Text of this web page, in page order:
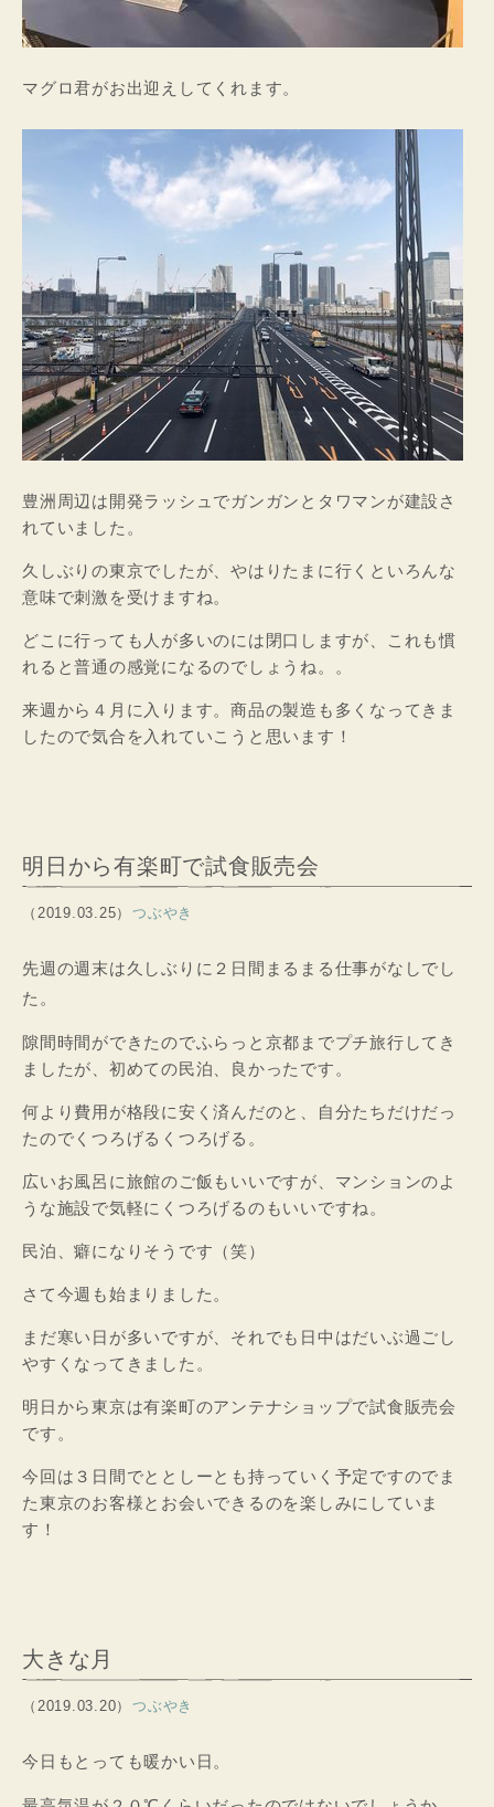
マグロ君がお出迎えしてくれます。
豊洲周辺は開発ラッシュでガンガンとタワマンが建設さ
れていました。
久しぶりの東京でしたが、やはりたまに行くといろんな
意味で刺激を受けますね。
どこに行っても人が多いのには閉口しますが、これも慣
れると普通の感覚になるのでしょうね。。
来週から４月に入ります。商品の製造も多くなってきま
したので気合を入れていこうと思います！
明日から有楽町で試食販売会
（2019.03.25） つぶやき
先週の週末は久しぶりに２日間まるまる仕事がなしでし
た。
隙間時間ができたのでふらっと京都までプチ旅行してき
ましたが、初めての民泊、良かったです。
何より費用が格段に安く済んだのと、自分たちだけだっ
たのでくつろげるくつろげる。
広いお風呂に旅館のご飯もいいですが、マンションのよ
うな施設で気軽にくつろげるのもいいですね。
民泊、癖になりそうです（笑）
さて今週も始まりました。
まだ寒い日が多いですが、それでも日中はだいぶ過ごし
やすくなってきました。
明日から東京は有楽町のアンテナショップで試食販売会
です。
今回は３日間でととしーとも持っていく予定ですのでま
た東京のお客様とお会いできるのを楽しみにしていま
す！
大きな月
（2019.03.20） つぶやき
今日もとっても暖かい日。